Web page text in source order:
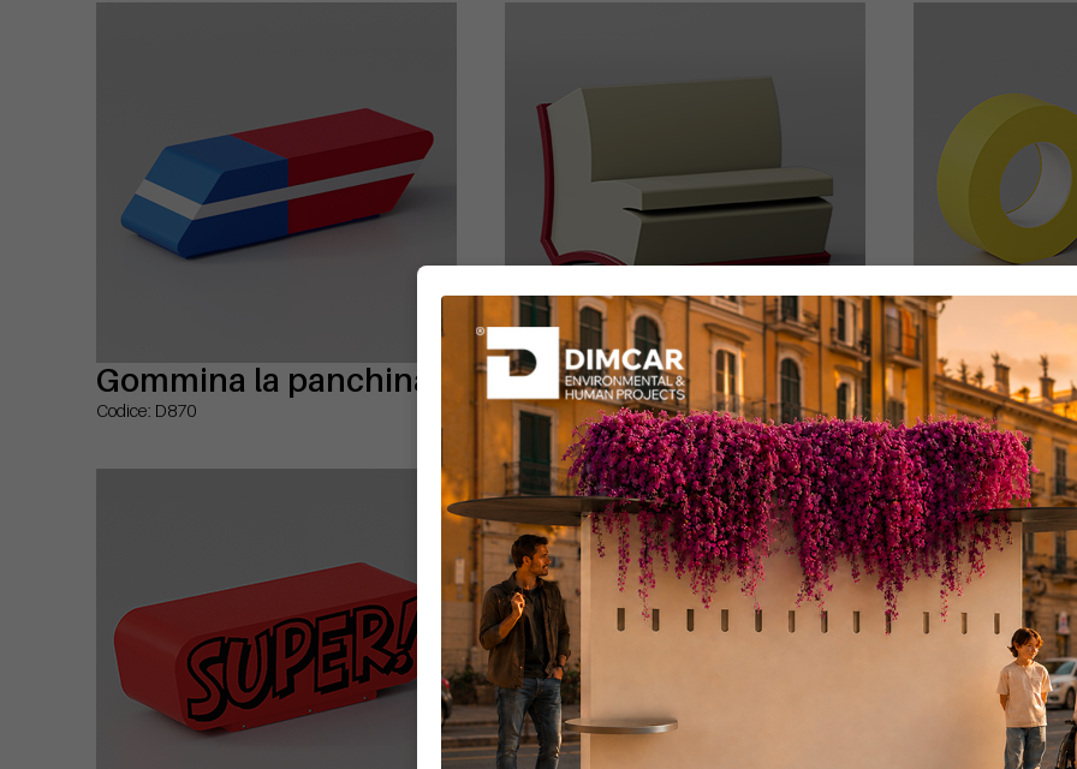
Gommina la panchina
Codice: D870
Panchina Librichina
Codice: D869
Nastrina
Codice: D873